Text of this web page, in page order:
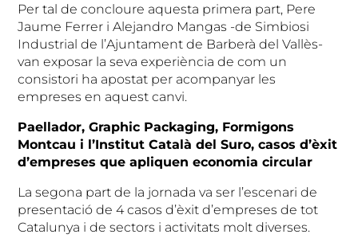
Per tal de concloure aquesta primera part, Pere
Jaume Ferrer i Alejandro Mangas -de Simbiosi
Industrial de l’Ajuntament de Barberà del Vallès-
van exposar la seva experiència de com un
consistori ha apostat per acompanyar les
empreses en aquest canvi.
Paellador, Graphic Packaging, Formigons
Montcau i l’Institut Català del Suro, casos d’èxit
d’empreses que apliquen economia circular
La segona part de la jornada va ser l’escenari de
presentació de 4 casos d’èxit d’empreses de tot
Catalunya i de sectors i activitats molt diverses.